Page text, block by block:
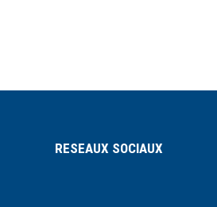
RESEAUX SOCIAUX